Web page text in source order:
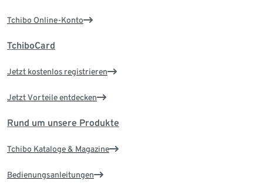
Tchibo Online-Konto
TchiboCard
Jetzt kostenlos registrieren
Jetzt Vorteile entdecken
Rund um unsere Produkte
Tchibo Kataloge & Magazine
Bedienungsanleitungen